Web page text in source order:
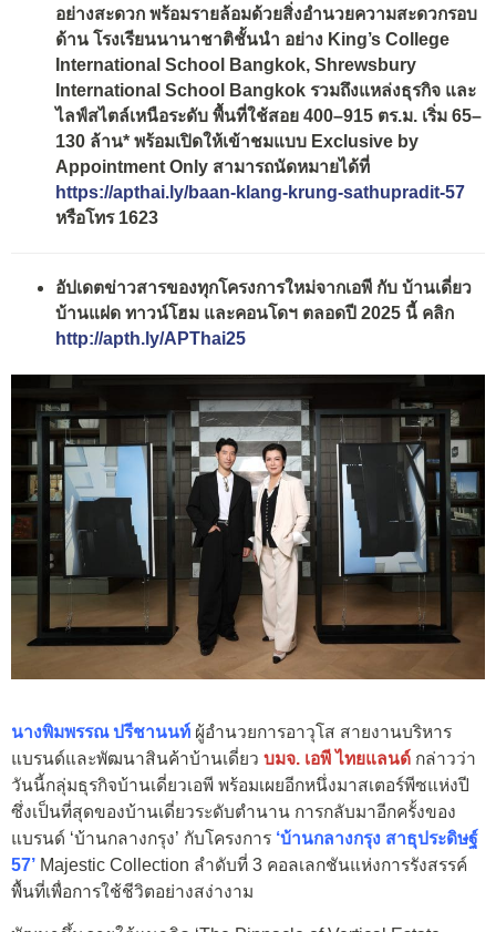
อย่างสะดวก พร้อมรายล้อมด้วยสิ่งอำนวยความสะดวกรอบ
ด้าน โรงเรียนนานาชาติชั้นนำ อย่าง King’s College
International School Bangkok, Shrewsbury
International School Bangkok รวมถึงแหล่งธุรกิจ และ
ไลฟ์สไตล์เหนือระดับ พื้นที่ใช้สอย 400–915 ตร.ม. เริ่ม 65–
130 ล้าน* พร้อมเปิดให้เข้าชมแบบ Exclusive by
Appointment Only สามารถนัดหมายได้ที่
https://apthai.ly/baan-klang-krung-sathupradit-57
หรือโทร 1623
อัปเดตข่าวสารของทุกโครงการใหม่จากเอพี กับ บ้านเดี่ยว
บ้านแฝด ทาวน์โฮม และคอนโดฯ ตลอดปี 2025 นี้ คลิก
http://apth.ly/APThai25
นางพิมพรรณ ปรีชานนท์ ผู้อำนวยการอาวุโส สายงานบริหาร
แบรนด์และพัฒนาสินค้าบ้านเดี่ยว บมจ. เอพี ไทยแลนด์ กล่าวว่า
วันนี้กลุ่มธุรกิจบ้านเดี่ยวเอพี พร้อมเผยอีกหนึ่งมาสเตอร์พีซแห่งปี
ซึ่งเป็นที่สุดของบ้านเดี่ยวระดับตำนาน การกลับมาอีกครั้งของ
แบรนด์ ‘บ้านกลางกรุง’ กับโครงการ ‘บ้านกลางกรุง สาธุประดิษฐ์
57’ Majestic Collection ลำดับที่ 3 คอลเลกชันแห่งการรังสรรค์
พื้นที่เพื่อการใช้ชีวิตอย่างสง่างาม